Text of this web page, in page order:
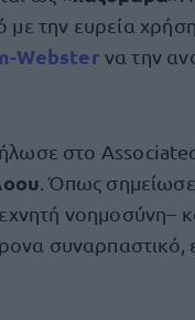
την ευρεία
Webster να την
στο
. Όπως
νοημοσύνη–
συναρπαστικό,